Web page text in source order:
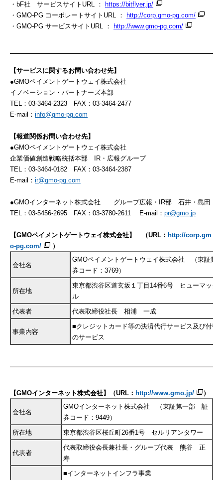
・bF社 サービスサイトURL ：
https://bitflyer.jp/
・GMO-PG コーポレートサイトURL ：
http://corp.gmo-pg.com/
・GMO-PG サービスサイトURL ：
http://www.gmo-pg.com/
【サービスに関するお問い合わせ先】
●GMOペイメントゲートウェイ株式会社
イノベーション・パートナーズ本部
TEL：03-3464-2323 FAX：03-3464-2477
E-mail： info@gmo-pg.com
【報道関係お問い合わせ先】
●GMOペイメントゲートウェイ株式会社
企業価値創造戦略統括本部
IR・広報グループ
TEL：03-3464-0182 FAX：03-3464-2387
E-mail： ir@gmo-pg.com
●GMOインターネット株式会社 グループ広報・IR部 石井・島田
TEL：03-5456-2695 FAX：03-3780-2611 E-mail： pr@gmo.jp
【GMOペイメントゲートウェイ株式会社】 （URL ： http://corp.gm
o-pg.com/
）
会社名
GMOペイメントゲートウェイ株式会社 （東証第
券コード：3769）
所在地
東京都渋谷区道玄坂１丁目14番6号 ヒューマック
ル
代表者
代表取締役社長 相浦 一成
事業内容
■クレジットカード等の決済代行サービス及び付帯
のサービス
【GMOインターネット株式会社】（URL： http://www.gmo.jp/ ）
会社名
GMOインターネット株式会社 （東証第一部 証
券コード：9449）
所在地
東京都渋谷区桜丘町26番1号 セルリアンタワー
代表者
代表取締役会長兼社長・グループ代表 熊谷 正
寿
■インターネットインフラ事業